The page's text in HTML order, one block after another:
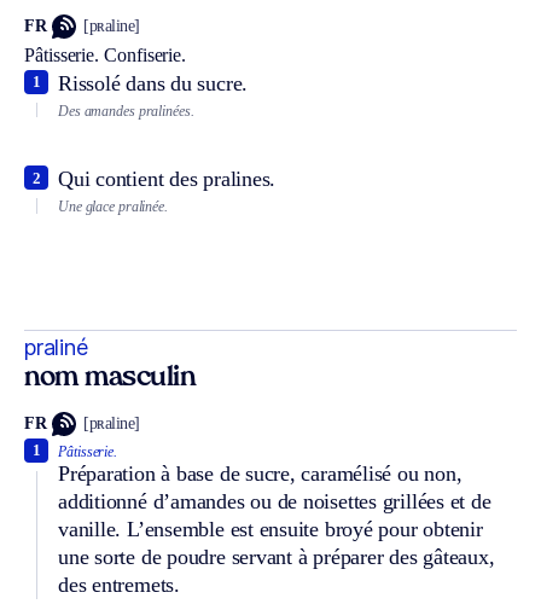
FR [pʀaline]
Pâtisserie. Confiserie.
Rissolé dans du sucre.
1
Des amandes pralinées.
Qui contient des pralines.
2
Une glace pralinée.
praliné
nom masculin
FR [pʀaline]
Pâtisserie.
Préparation à base de sucre, caramélisé ou non,
additionné d’amandes ou de noisettes grillées et de
vanille. L’ensemble est ensuite broyé pour obtenir
une sorte de poudre servant à préparer des gâteaux,
des entremets.
1